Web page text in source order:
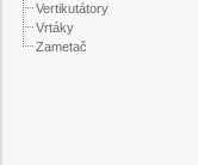
Vertikutátory
Vrtáky
Zametač